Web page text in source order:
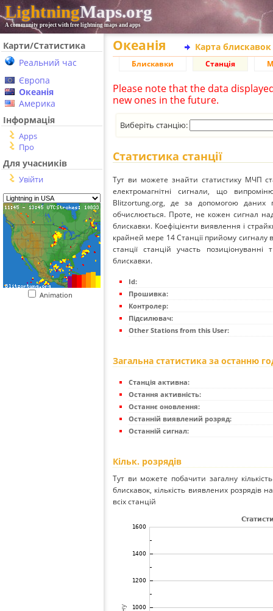
LightningMaps.org
A community project with free lightning maps and apps
Карти/Статистика
Реальний час
Європа
Океанія
Америка
Інформація
Apps
Про
Для учасників
Увійти
Animation
Океанія Карта
Блискавки Станція
Please note that the data
new ones in the future.
Виберіть станцію:
Статистика станції
Тут ви можете знайти статистику МЧП
електромагнітні сигнали, що
Blitzortung.org, де за допомогою даних
обчислюється. Проте, не кожен сигнал
блискавки. Коефіцієнти виявлення і
крайней мере 14 Станції прийому сигналу
станції станцій участь
блискавки.
Id:
Прошивка:
Контролер:
Підсилювач:
Other Stations from this User:
Загальна статистика за останню
Станція активна:
Остання активність:
Останнє оновлення:
Останній виявлений розряд:
Останній сигнал:
Кільк. розрядів
Тут ви можете побачити загалну
блискавок, кількість виявлених розрядів
всіх станцій